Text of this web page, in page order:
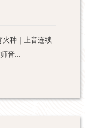
火种｜上音连续
音...